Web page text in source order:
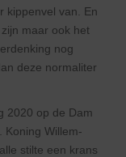
kippenvel van. En
maar ook het
nog
deze normaliter
2020 op de Dam
Koning Willem-
stilte een krans